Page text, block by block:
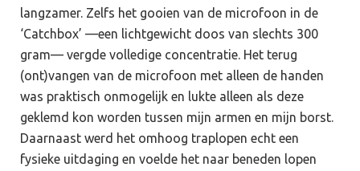
langzamer. Zelfs het gooien van de microfoon in de
‘Catchbox’ —een lichtgewicht doos van slechts 300
gram— vergde volledige concentratie. Het terug
(ont)vangen van de microfoon met alleen de handen
was praktisch onmogelijk en lukte alleen als deze
geklemd kon worden tussen mijn armen en mijn borst.
Daarnaast werd het omhoog traplopen echt een
fysieke uitdaging en voelde het naar beneden lopen